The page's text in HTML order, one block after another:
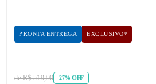
PRONTA ENTREGA EXCLUSIVO*
de R$ 519,90 27% OFF